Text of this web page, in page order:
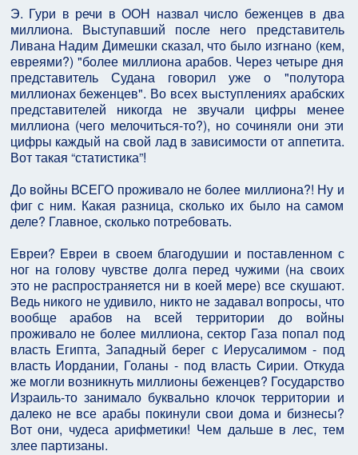
Э. Гури в речи в ООН назвал число беженцев в два
миллиона. Выступавший после него представитель
Ливана Надим Димешки сказал, что было изгнано (кем,
евреями?) "более миллиона арабов. Через четыре дня
представитель Судана говорил уже о "полутора
миллионах беженцев". Во всех выступлениях арабских
представителей никогда не звучали цифры менее
миллиона (чего мелочиться-то?), но сочиняли они эти
цифры каждый на свой лад в зависимости от аппетита.
Вот такая “статистика”!
До войны ВСЕГО проживало не более миллиона?! Ну и
фиг с ним. Какая разница, сколько их было на самом
деле? Главное, сколько потребовать.
Евреи? Евреи в своем благодушии и поставленном с
ног на голову чувстве долга перед чужими (на своих
это не распространяется ни в коей мере) все скушают.
Ведь никого не удивило, никто не задавал вопросы, что
вообще арабов на всей территории до войны
проживало не более миллиона, сектор Газа попал под
власть Египта, Западный берег с Иерусалимом - под
власть Иордании, Голаны - под власть Сирии. Откуда
же могли возникнуть миллионы беженцев? Государство
Израиль-то занимало буквально клочок территории и
далеко не все арабы покинули свои дома и бизнесы?
Вот они, чудеса арифметики! Чем дальше в лес, тем
злее партизаны.